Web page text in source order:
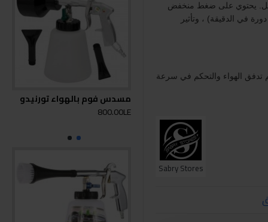
يحتوي على ضغط منخفض
لبدء التشغيل وسرعة دوران عالية (حتى 3000 دورة في الدقيقة) ، وتأثير
تدفق الهواء والتحكم في سرعة
Sabry Stores
مسدس فوم بالهواء تورنيدو
800.00LE